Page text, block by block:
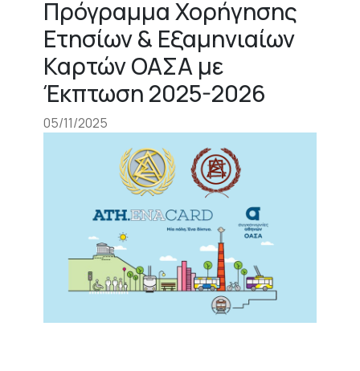
Πρόγραμμα Χορήγησης
Ετησίων & Εξαμηνιαίων
Καρτών ΟΑΣΑ με
Έκπτωση 2025-2026
05/11/2025